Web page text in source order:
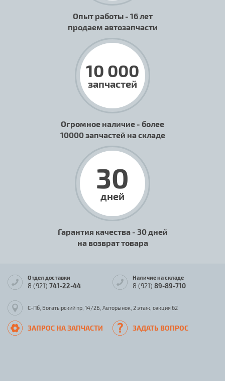
Опыт работы - 16 лет
продаем автозапчасти
10 000
запчастей
Огромное наличие - более
10000 запчастей на складе
30
дней
Гарантия качества - 30 дней
на возврат товара
Отдел доставки
8 (921) 741-22-44
Наличие на складе
8 (921) 89-89-710
С-Пб, Богатырский пр, 14/2Б, Авторынок, 2 этаж, секция 62
ЗАПРОС НА ЗАПЧАСТИ ЗАДАТЬ ВОПРОС